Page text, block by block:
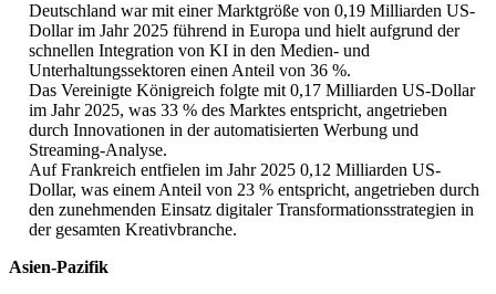
Deutschland war mit einer Marktgröße von 0,19 Milliarden US-
Dollar im Jahr 2025 führend in Europa und hielt aufgrund der
schnellen Integration von KI in den Medien- und
Unterhaltungssektoren einen Anteil von 36 %.
Das Vereinigte Königreich folgte mit 0,17 Milliarden US-Dollar
im Jahr 2025, was 33 % des Marktes entspricht, angetrieben
durch Innovationen in der automatisierten Werbung und
Streaming-Analyse.
Auf Frankreich entfielen im Jahr 2025 0,12 Milliarden US-
Dollar, was einem Anteil von 23 % entspricht, angetrieben durch
den zunehmenden Einsatz digitaler Transformationsstrategien in
der gesamten Kreativbranche.
Asien-Pazifik